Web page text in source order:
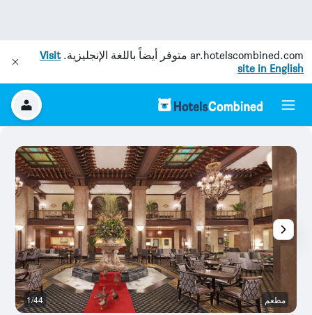
ar.hotelscombined.com متوفر أيضاً باللغة الإنجليزية.Visit
site in English
مطعم 1/44